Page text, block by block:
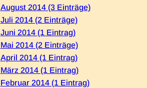
August 2014 (3 Einträge)
Juli 2014 (2 Einträge)
Juni 2014 (1 Eintrag)
Mai 2014 (2 Einträge)
April 2014 (1 Eintrag)
März 2014 (1 Eintrag)
Februar 2014 (1 Eintrag)